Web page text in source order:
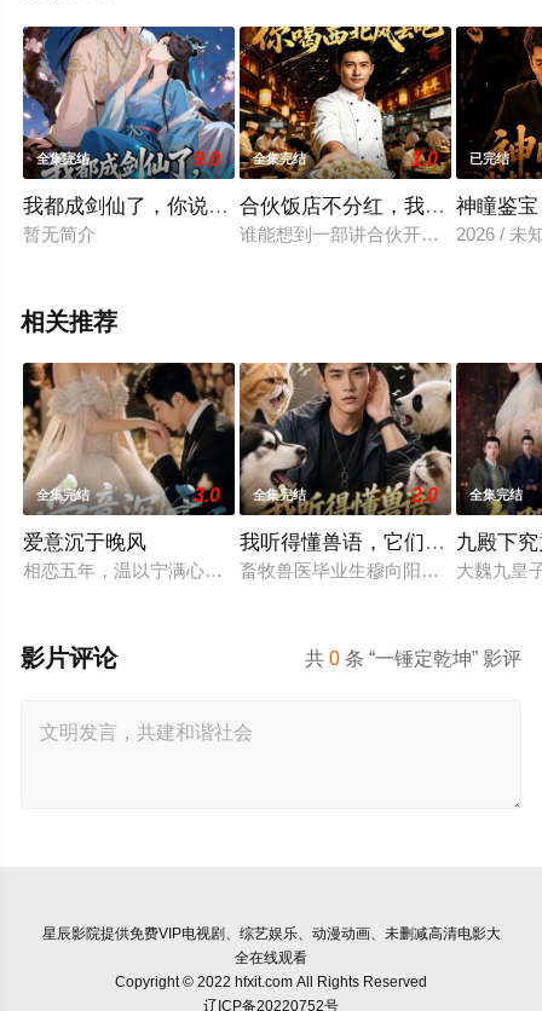
全集完结 9.0
我都成剑仙了，你说我娘子是妖魔
暂无简介
全集完结 1.0
合伙饭店不分红，我走后你喝西
谁能想到一部讲合伙开饭店的AI短剧
已完结
神瞳鉴
2026 / 未
相关推荐
全集完结 3.0
爱意沉于晚风
相恋五年，温以宁满心筹备向男友顾西洲求婚，却意外得知自己
全集完结 2.0
我听得懂兽语，它们个个嘴炮王
畜牧兽医毕业生穆向阳高烧觉醒异能
全集完结
九殿下
大魏九皇
共0 条 “一锤定乾坤” 影评
影片评论
星辰影院提供免费VIP电视剧、综艺娱乐、动漫动画、未删减高清电影大
全在线观看
Copyright © 2022 hfxit.com All Rights Reserved
辽ICP备20220752号